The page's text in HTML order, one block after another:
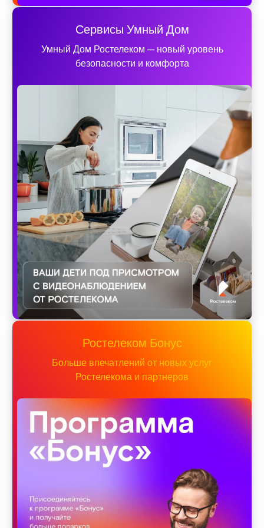
Сервисы Умный Дом
Умный Дом Ростелеком — новый уровень
безопасности и комфорта
Ростелеком Бонус
Больше впечатлений от новых услуг
Ростелекома и партнеров